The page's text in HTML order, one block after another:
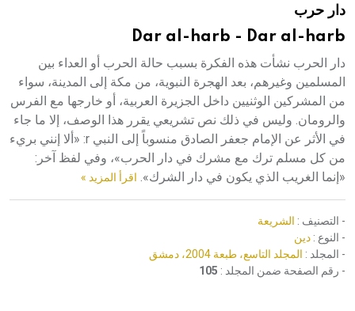
دار حرب
Dar al-harb - Dar al-harb
دار الحرب نشأت هذه الفكرة بسبب حالة الحرب أو العداء بين
المسلمين وغيرهم، بعد الهجرة النبوية، من مكة إلى المدينة، سواء
من المشركين الوثنيين داخل الجزيرة العربية، أو خارجها مع الفرس
والرومان. وليس في ذلك نص تشريعي يقرر هذا الوصف، إلا ما جاء
في الأثر عن الإمام جعفر الصادق منسوباً إلى النبي r: «ألا إنني بريء
من كل مسلم ترك مع مشرك في دار الحرب»، وفي لفظ آخر:
«إنما الغريب الذي يكون في دار الشرك». اقرأ المزيد »
- التصنيف : الشريعة
- النوع : دين
- المجلد : المجلد التاسع، طبعة 2004، دمشق
- رقم الصفحة ضمن المجلد : 105